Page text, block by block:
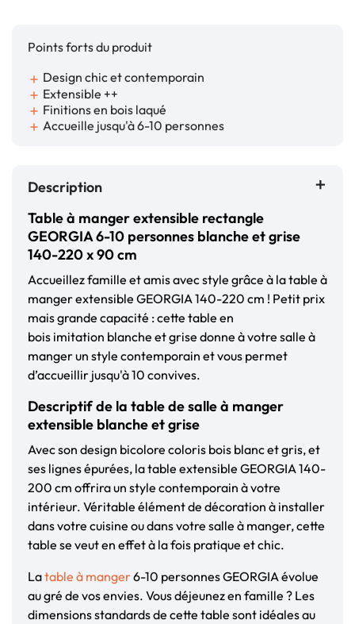
Points forts du produit
add Design chic et contemporain
add Extensible ++
add Finitions en bois laqué
add Accueille jusqu'à 6-10 personnes
Description
Table à manger extensible rectangle
GEORGIA 6-10 personnes blanche et grise
140-220 x 90 cm
Accueillez famille et amis avec style grâce à la table à
manger extensible GEORGIA 140-220 cm ! Petit prix
mais grande capacité : cette table en
bois imitation blanche et grise donne à votre salle à
manger un style contemporain et vous permet
d’accueillir jusqu'à 10 convives.
Descriptif de la table de salle à manger
extensible blanche et grise
Avec son design bicolore coloris bois blanc et gris, et
ses lignes épurées, la table extensible GEORGIA 140-
200 cm offrira un style contemporain à votre
intérieur. Véritable élément de décoration à installer
dans votre cuisine ou dans votre salle à manger, cette
table se veut en effet à la fois pratique et chic.
Latable à manger6-10 personnes GEORGIA évolue
au gré de vos envies. Vous déjeunez en famille ? Les
dimensions standards de cette table sont idéales au